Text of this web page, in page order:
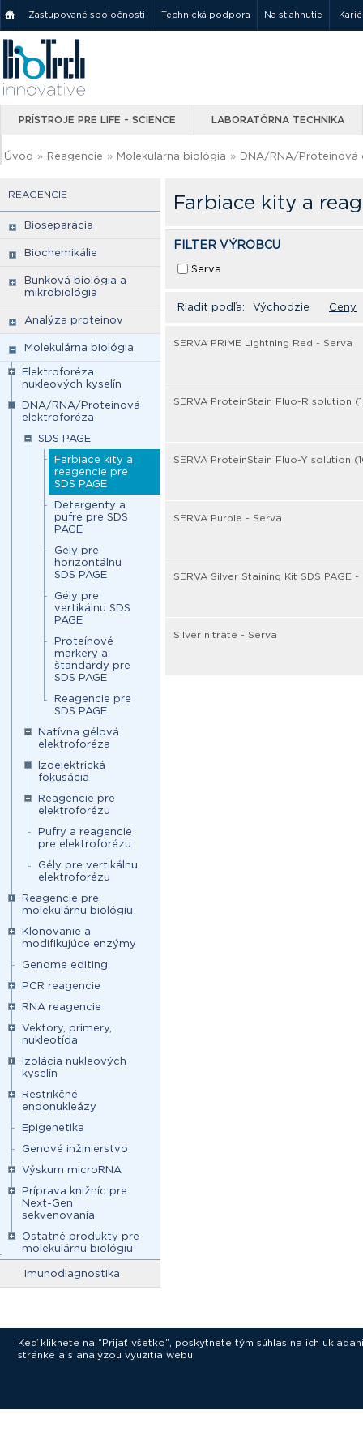
Zastupované spoločnosti Technická podpora Na stiahnutie
PRÍSTROJE PRE LIFE - SCIENCE LABORATÓRNA TECHNIKA
Úvod » Reagencie » Molekulárna biológia » DNA/RNA/Proteinová
REAGENCIE
Bioseparácia
Biochemikálie
Bunková biológia a
mikrobiológia
Analýza proteinov
Molekulárna biológia
Elektroforéza
nukleových kyselín
DNA/RNA/Proteinová
elektroforéza
SDS PAGE
Farbiace kity a
reagencie pre
SDS PAGE
Detergenty a
pufre pre SDS
PAGE
Gély pre
horizontálnu
SDS PAGE
Gély pre
vertikálnu SDS
PAGE
Proteínové
markery a
štandardy pre
SDS PAGE
Reagencie pre
SDS PAGE
Natívna gélová
elektroforéza
Izoelektrická
fokusácia
Reagencie pre
elektroforézu
Pufry a reagencie
pre elektroforézu
Gély pre vertikálnu
elektroforézu
Reagencie pre
molekulárnu biológiu
Klonovanie a
modifikujúce enzýmy
Genome editing
PCR reagencie
RNA reagencie
Vektory, primery,
nukleotída
Izolácia nukleových
kyselín
Restrikčné
endonukleázy
Epigenetika
Genové inžinierstvo
Výskum microRNA
Príprava knižníc pre
Next-Gen
sekvenovania
Ostatné produkty pre
molekulárnu biológiu
Imunodiagnostika
Farbiace kity a
FILTER VÝROBCU
Serva
Riadiť podľa: Východzie Ceny
SERVA PRiME Lightning Red - Serva
SERVA ProteinStain Fluo-R solution
SERVA ProteinStain Fluo-Y solution
SERVA Purple - Serva
SERVA Silver Staining Kit SDS PAGE -
Silver nitrate - Serva
Keď kliknete na “Prijať všetko”, poskytnete tým súhlas na ich
stránke a s analýzou využitia webu.